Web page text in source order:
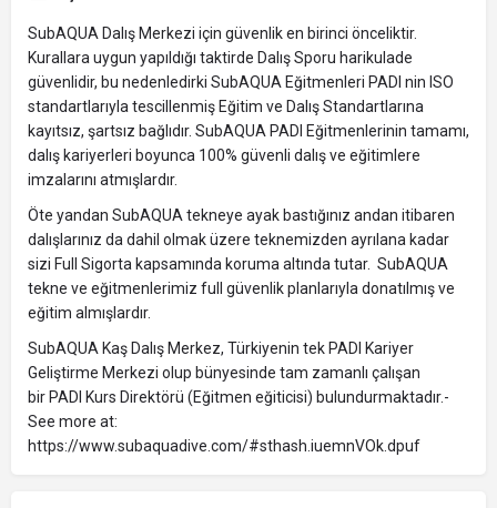
SubAQUA Dalış Merkezi için güvenlik en birinci önceliktir.
Kurallara uygun yapıldığı taktirde Dalış Sporu harikulade
güvenlidir, bu nedenledirki SubAQUA Eğitmenleri PADI nin ISO
standartlarıyla tescillenmiş Eğitim ve Dalış Standartlarına
kayıtsız, şartsız bağlıdır. SubAQUA PADI Eğitmenlerinin tamamı,
dalış kariyerleri boyunca 100% güvenli dalış ve eğitimlere
imzalarını atmışlardır.
Öte yandan SubAQUA tekneye ayak bastığınız andan itibaren
dalışlarınız da dahil olmak üzere teknemizden ayrılana kadar
sizi Full Sigorta kapsamında koruma altında tutar. SubAQUA
tekne ve eğitmenlerimiz full güvenlik planlarıyla donatılmış ve
eğitim almışlardır.
SubAQUA Kaş Dalış Merkez, Türkiyenin tek PADI Kariyer
Geliştirme Merkezi olup bünyesinde tam zamanlı çalışan
bir PADI Kurs Direktörü (Eğitmen eğiticisi) bulundurmaktadır.-
See more at:
https://www.subaquadive.com/#sthash.iuemnVOk.dpuf